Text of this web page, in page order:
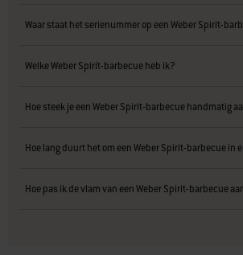
Waar staat het serienummer op een Weber Spirit-
Welke Weber Spirit-barbecue heb ik?
Hoe steek je een Weber Spirit-barbecue handmatig
Hoe lang duurt het om een Weber Spirit-barbecue in
Hoe pas ik de vlam van een Weber Spirit-barbecue